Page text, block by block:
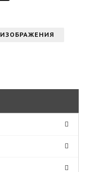
ИЗОБРАЖЕНИЯ